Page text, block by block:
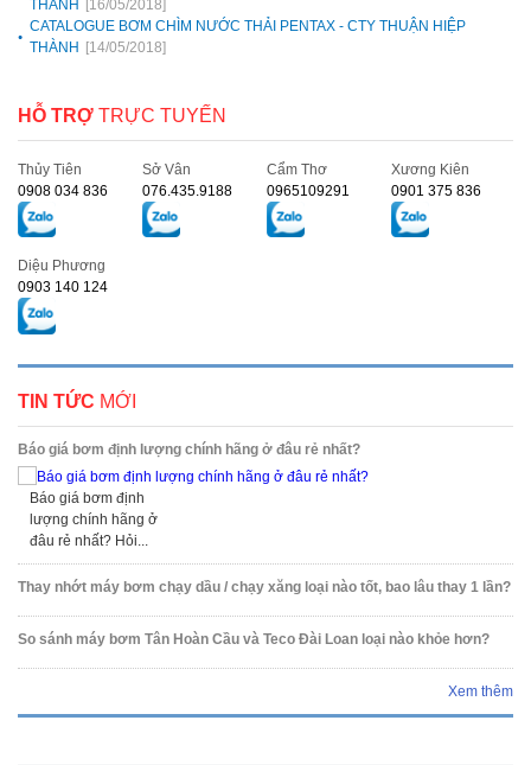
THÀNH
[16/05/2018]
CATALOGUE BƠM CHÌM NƯỚC THẢI PENTAX - CTY THUẬN HIỆP
THÀNH
[14/05/2018]
HỖ TRỢ TRỰC TUYẾN
Thủy Tiên
0908 034 836
Sở Vân
076.435.9188
Cẩm Thơ
0965109291
Xương Kiên
0901 375 836
Diệu Phương
0903 140 124
TIN TỨC MỚI
Báo giá bơm định lượng chính hãng ở đâu rẻ nhất?
Báo giá bơm định
lượng chính hãng ở
đâu rẻ nhất? Hỏi...
Thay nhớt máy bơm chạy dầu / chạy xăng loại nào tốt, bao lâu thay 1 lần?
So sánh máy bơm Tân Hoàn Cầu và Teco Đài Loan loại nào khỏe hơn?
Xem thêm